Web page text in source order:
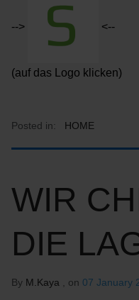
--> <--
(auf das Logo klicken)
Posted in: HOME
WIR
DIE
By M.Kaya , on 07 January